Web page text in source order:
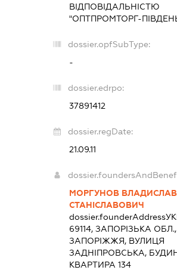
ВІДПОВІДАЛЬНІСТЮ
"ОПТПРОМТОРГ-
dossier.opfSubType:
-
dossier.edrpo:
37891412
dossier.regDate:
21.09.11
МОРГУНОВ ВЛАДИСЛАВ
СТАНІСЛАВОВИЧ
dossier.founderAddress
69114, ЗАПОРІЗЬКА
ЗАПОРІЖЖЯ, ВУЛИЦЯ
ЗАДНІПРОВСЬКА,
КВАРТИРА 134